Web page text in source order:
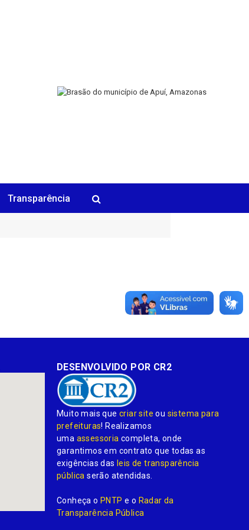
Transparência
DESENVOLVIDO POR CR2
Muito mais quecriar site ou sistema para
prefeituras! Realizamos
uma assessoria completa, onde
garantimos em contrato que todas as
exigências dasleis de transparência
pública serão atendidas.
Conheça oPNTP e o Radar da
Transparência Pública